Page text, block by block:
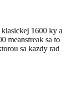
1600 ky a
meanstreak sa to
sa kazdy rad